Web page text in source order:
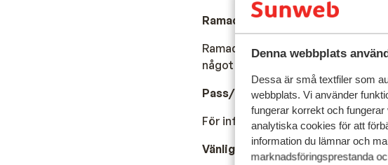
Denna webbplats
Dessa är små textfiler som
webbplats. Vi använder
fungerar korrekt och
analytiska cookies för att
information du lämnar och
marknadsföringsprestanda
Ramadan:
Ramadan spelar en viktig roll i
något att ta hänsyn till. Det exakta
Pass/id-kort / visum:
För information om pass/id-kort
Vänligen observera: